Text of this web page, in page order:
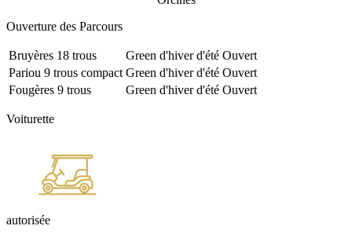
Ouverture des Parcours
Bruyères 18 trous Green d'hiver d'été Ouvert
Pariou 9 trous compact Green d'hiver d'été Ouvert
Fougères 9 trous Green d'hiver d'été Ouvert
Voiturette
autorisée